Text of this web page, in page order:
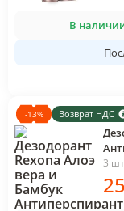
В
-13% Возврат НДС
3